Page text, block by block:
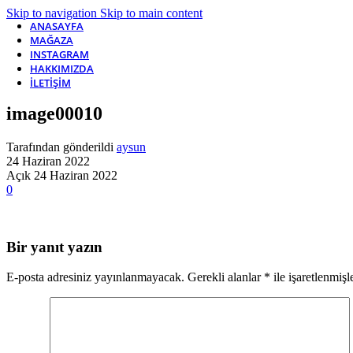
Skip to navigation Skip to main content
ANASAYFA
MAĞAZA
INSTAGRAM
HAKKIMIZDA
İLETIŞIM
image00010
Tarafından gönderildi aysun
24 Haziran 2022
Açık 24 Haziran 2022
0
Bir yanıt yazın
E-posta adresiniz yayınlanmayacak. Gerekli alanlar * ile